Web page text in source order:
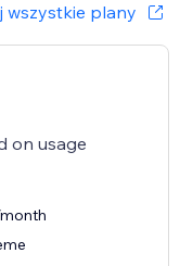
wszystkie plany
on usage